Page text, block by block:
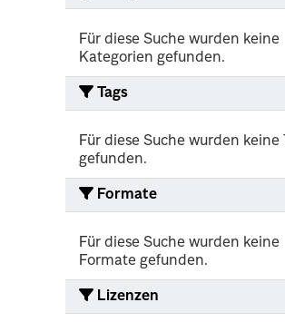
Für diese Suche wurden keine
Kategorien gefunden.
Tags
Für diese Suche wurden keine
gefunden.
Formate
Für diese Suche wurden keine
Formate gefunden.
Lizenzen